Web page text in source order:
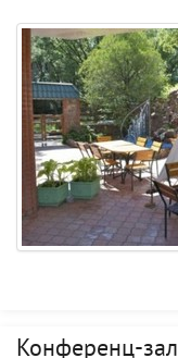
Конференц-зал